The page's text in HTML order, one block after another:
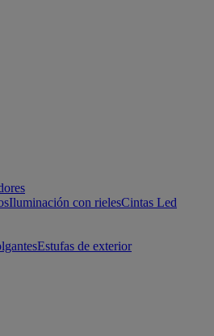
Iluminación con rielesCintas Led
Estufas de exterior